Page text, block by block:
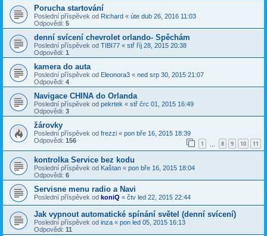
Porucha startování
Poslední příspěvek od Richard « úte dub 26, 2016 11:03
Odpovědi: 5
denní svícení chevrolet orlando- Spěchám
Poslední příspěvek od TIBI77 « stř říj 28, 2015 20:38
Odpovědi: 1
kamera do auta
Poslední příspěvek od Eleonora3 « ned srp 30, 2015 21:07
Odpovědi: 4
Navigace CHINA do Orlanda
Poslední příspěvek od pekrtek « stř črc 01, 2015 16:49
Odpovědi: 3
žárovky
Poslední příspěvek od frezzi « pon bře 16, 2015 18:39
Odpovědi: 156 1 8 9 10 11
kontrolka Service bez kodu
Poslední příspěvek od Kaštan « pon bře 16, 2015 18:04
Odpovědi: 6
Servisne menu radio a Navi
Poslední příspěvek od koniQ « čtv led 22, 2015 22:44
Jak vypnout automatické spínání světel (denní svícení)
Poslední příspěvek od inza « pon led 05, 2015 16:13
Odpovědi: 11